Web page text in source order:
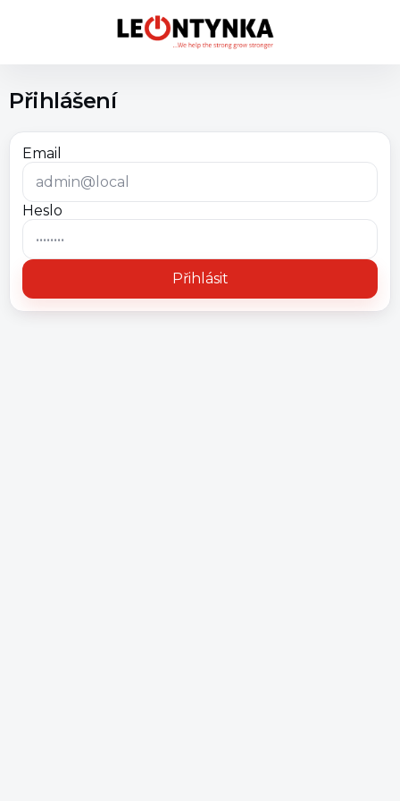
Přihlášení
Email
Heslo
Přihlásit